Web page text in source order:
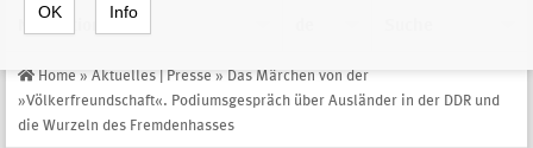
OK Info
Home » Aktuelles | Presse » Das Märchen von der
»Völkerfreundschaft«. Podiumsgespräch über Ausländer in der DDR und
die Wurzeln des Fremdenhasses